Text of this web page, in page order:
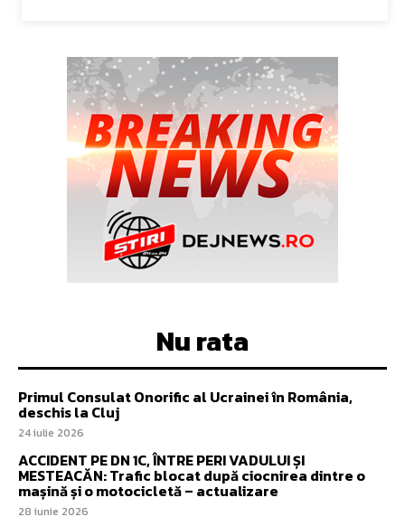
Nu rata
Primul Consulat Onorific al Ucrainei în România,
deschis la Cluj
24 iulie 2026
ACCIDENT PE DN 1C, ÎNTRE PERI VADULUI ȘI
MESTEACĂN: Trafic blocat după ciocnirea dintre o
mașină și o motocicletă – actualizare
28 iunie 2026